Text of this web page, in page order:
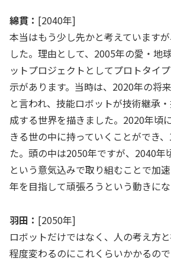
綿貫： [2040年]
本当はもう少し先かと考えています
した。理由として、2005年の愛・地
ットプロジェクトとしてプロトタイ
示があります。当時は、2020年の将
と言われ、技能ロボットが技術継承
成する世界を描きました。2020年頃
きる世の中に持っていくことができ
た。頭の中は2050年ですが、2040年
という意気込みで取り組むことで加
年を目指して頑張ろうという動きにな
羽田： [2050年]
ロボットだけではなく、人の考え方
程度変わるのにこれくらいかかるの